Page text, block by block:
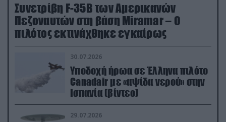
Συνετρίβη F-35B των Αμερικανών
Πεζοναυτών στη βάση Miramar – Ο
πιλότος εκτινάχθηκε εγκαίρως
30.07.2026
Υποδοχή ήρωα σε Έλληνα πιλότο
Canadair με «αψίδα νερού» στην
Ισπανία (βίντεο)
29.07.2026